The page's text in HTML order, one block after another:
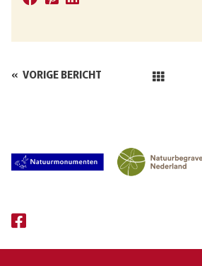
« VORIGE BERICHT